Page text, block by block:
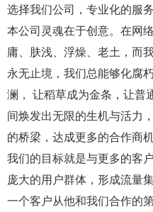
选择我们公司，专业化的服
本公司灵魂在于创意。在网
庸、肤浅、浮燥、老土，而
永无止境，我们总能够化腐
澜， 让稻草成为金条，让普
间焕发出无限的生机与活力
的桥梁，达成更多的合作商机
我们的目标就是与更多的客
庞大的用户群体，形成流量
一个客户从他和我们合作的